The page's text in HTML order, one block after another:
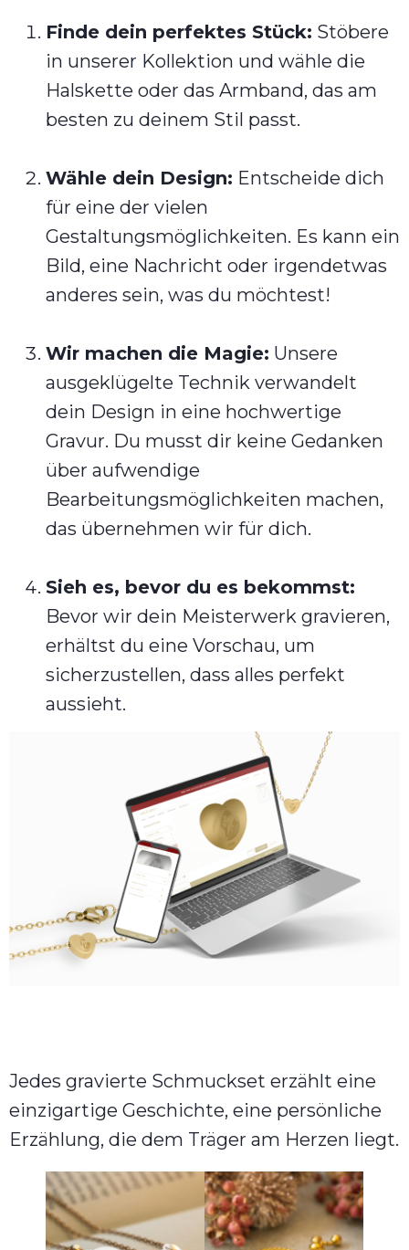
Finde dein perfektes Stück: Stöbere
in unserer Kollektion und wähle die
Halskette oder das Armband, das am
besten zu deinem Stil passt.
Wähle dein Design: Entscheide dich
für eine der vielen
Gestaltungsmöglichkeiten. Es kann ein
Bild, eine Nachricht oder irgendetwas
anderes sein, was du möchtest!
Wir machen die Magie: Unsere
ausgeklügelte Technik verwandelt
dein Design in eine hochwertige
Gravur. Du musst dir keine Gedanken
über aufwendige
Bearbeitungsmöglichkeiten machen,
das übernehmen wir für dich.
Sieh es, bevor du es bekommst:
Bevor wir dein Meisterwerk gravieren,
erhältst du eine Vorschau, um
sicherzustellen, dass alles perfekt
aussieht.
Jedes gravierte Schmuckset erzählt eine
einzigartige Geschichte, eine persönliche
Erzählung, die dem Träger am Herzen liegt.